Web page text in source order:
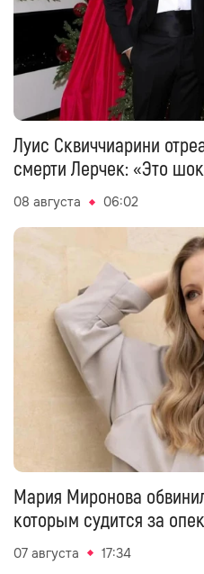
Луис Сквиччиарини
смерти Лерчек: «Это
08 августа 06:02
Мария Миронова
которым судится за
07 августа 17:34